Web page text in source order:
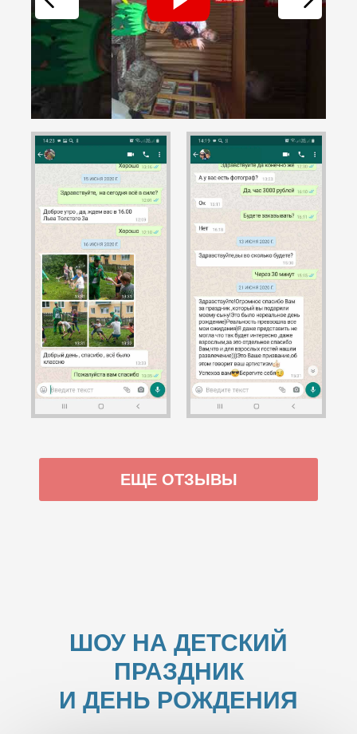
ЕЩЕ ОТЗЫВЫ
ШОУ НА ДЕТСКИЙ
ПРАЗДНИК
И ДЕНЬ РОЖДЕНИЯ